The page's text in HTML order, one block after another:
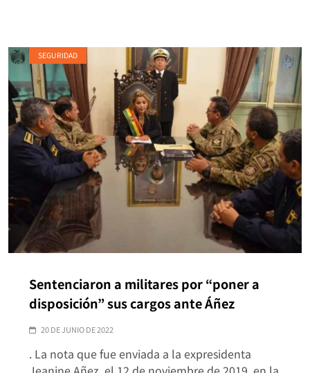
SEGURIDAD
Sentenciaron a militares por “poner a
disposición” sus cargos ante Áñez
20 DE JUNIO DE 2022
. La nota que fue enviada a la expresidenta